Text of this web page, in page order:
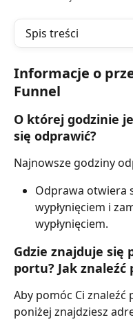
Spis treści
Informacje o
Funnel
O której godzinie
się odprawić?
Najnowsze godziny
Odprawa otwiera
wypłynięciem i
wypłynięciem.
Gdzie znajduje się
portu? Jak znaleźć
Aby pomóc Ci
poniżej znajdziesz